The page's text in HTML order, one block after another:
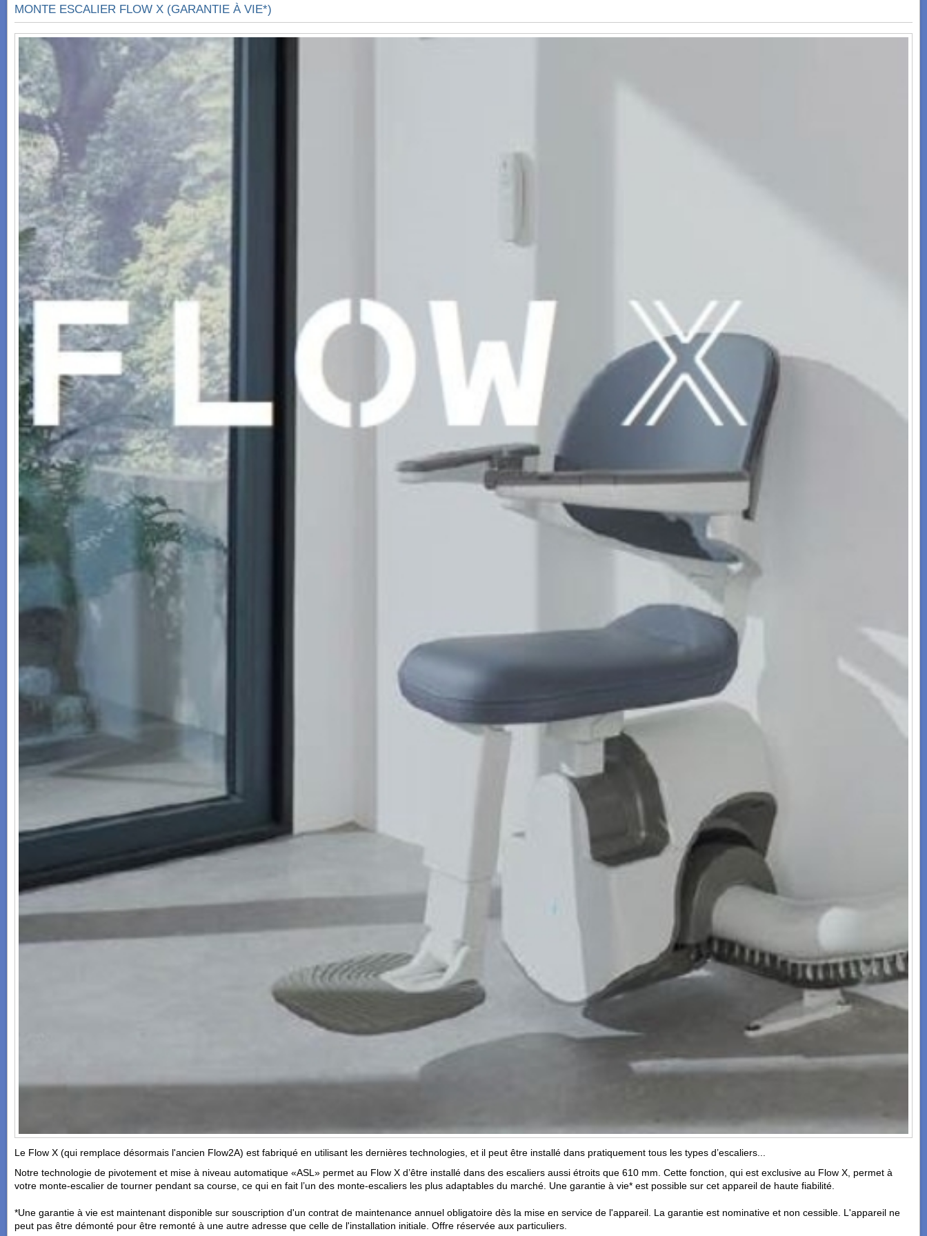
MONTE ESCALIER FLOW X (GARANTIE À VIE*)
Le Flow X (qui remplace désormais l'ancien Flow2A) est fabriqué en utilisant les dernières technologies, et il peut être installé dans pratiquement tous les types d’escaliers...
Notre technologie de pivotement et mise à niveau automatique «ASL» permet au Flow X d’être installé dans des escaliers aussi étroits que 610 mm. Cette fonction, qui est exclusive au Flow X, permet à
votre monte-escalier de tourner pendant sa course, ce qui en fait l’un des monte-escaliers les plus adaptables du marché. Une garantie à vie* est possible sur cet appareil de haute fiabilité.
*Une garantie à vie est maintenant disponible sur souscription d'un contrat de maintenance annuel obligatoire dès la mise en service de l'appareil. La garantie est nominative et non cessible. L'appareil ne
peut pas être démonté pour être remonté à une autre adresse que celle de l'installation initiale. Offre réservée aux particuliers.